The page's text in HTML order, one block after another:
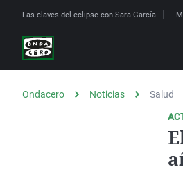
Las claves del eclipse con Sara García
Ondacero Noticias
Salud